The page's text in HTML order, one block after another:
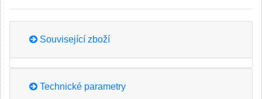
Související zboží
Technické parametry